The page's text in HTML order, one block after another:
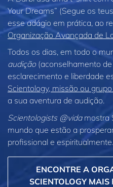
Your Dreams” (Segue os
esse adágio em prática, ao
Organização Avançada de
Todos os dias, em todo o
audição(aconselhamento de
esclarecimento e liberdade
Scientology, missão ou
a sua aventura de audição.
Scientologists @vidamostra
mundo que estão a
profissional e espiritualmente.
ENCONTRE A
SCIENTOLOGY MAIS